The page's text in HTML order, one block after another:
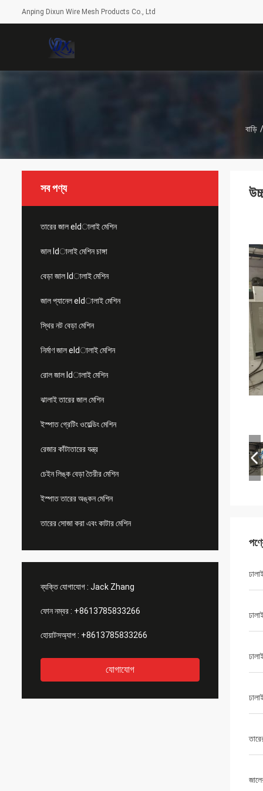
Anping Dixun Wire Mesh Products Co., Ltd
বাড়ি /
সব পণ্য
তারের জাল eldালাই মেশিন
জাল ldালাই মেশিন চাঙ্গা
বেড়া জাল ldালাই মেশিন
জাল প্যানেল eldালাই মেশিন
স্থির নট বেড়া মেশিন
নির্মাণ জাল eldালাই মেশিন
রোল জাল ldালাই মেশিন
ঝালাই তারের জাল মেশিন
ইস্পাত গ্রেটিং ওয়েল্ডিং মেশিন
রেজার কাঁটাতারের যন্ত্র
চেইন লিঙ্ক বেড়া তৈরীর মেশিন
ইস্পাত তারের অঙ্কন মেশিন
তারের সোজা করা এবং কাটার মেশিন
ব্যক্তি যোগাযোগ : Jack Zhang
ফোন নম্বর : +8613785833266
হোয়াটসঅ্যাপ : +8613785833266
যোগাযোগ